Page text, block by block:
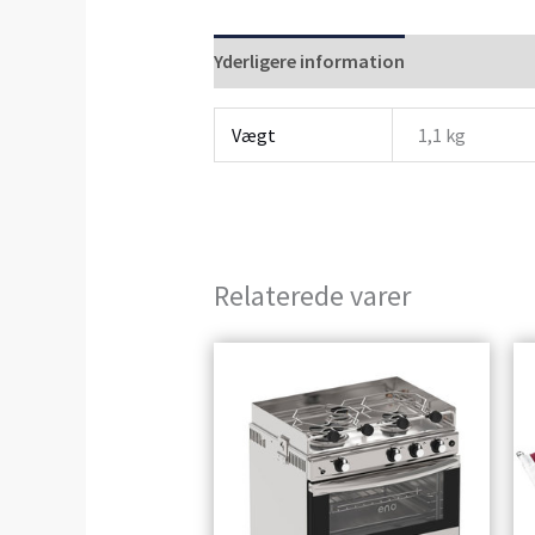
Yderligere information
Vægt 1,1 kg
Relaterede varer